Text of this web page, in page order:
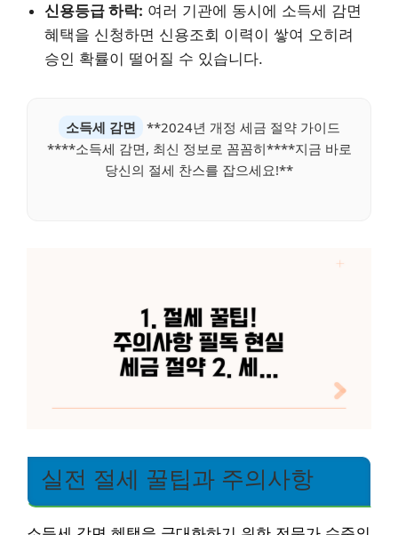
신용등급 하락: 여러 기관에 동시에 소득세 감면
혜택을 신청하면 신용조회 이력이 쌓여 오히려
승인 확률이 떨어질 수 있습니다.
소득세 감면
**2024년 개정 세금 절약 가이드
****소득세 감면, 최신 정보로 꼼꼼히****지금 바로
당신의 절세 찬스를 잡으세요!**
실전 절세 꿀팁과 주의사항